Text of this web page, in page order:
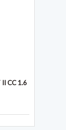
II CC 1.6